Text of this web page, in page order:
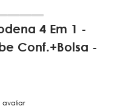
4 Em 1 -
Conf.+Bolsa -
avaliar